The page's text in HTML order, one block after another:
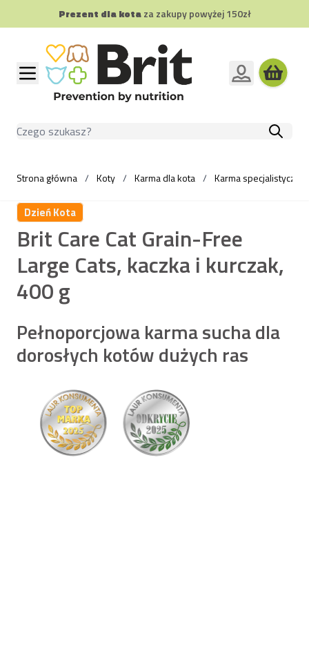
Prezent dla kotaza zakupy powyżej 150zł
Przejdź do treści
Szukaj
Strona główna / Koty / Karma dla kota / Karma specjalistyczna
Dzień Kota
Brit Care Cat Grain-Free
Large Cats, kaczka i kurczak,
400 g
Pełnoporcjowa karma sucha dla
dorosłych kotów dużych ras